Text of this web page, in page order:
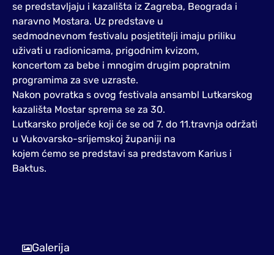
se predstavljaju i kazališta iz Zagreba, Beograda i
naravno Mostara. Uz predstave u
sedmodnevnom festivalu posjetitelji imaju priliku
uživati u radionicama, prigodnim kvizom,
koncertom za bebe i mnogim drugim popratnim
programima za sve uzraste.
Nakon povratka s ovog festivala ansambl Lutkarskog
kazališta Mostar sprema se za 30.
Lutkarsko proljeće koji će se od 7. do 11.travnja održati
u Vukovarsko-srijemskoj županiji na
kojem ćemo se predstavi sa predstavom Karius i
Baktus.
Galerija